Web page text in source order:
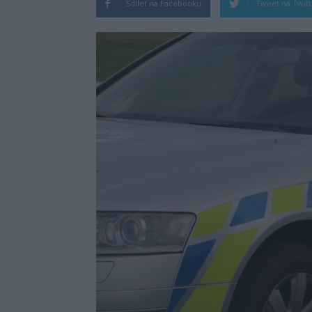
Sdílet na Facebooku Tweet na